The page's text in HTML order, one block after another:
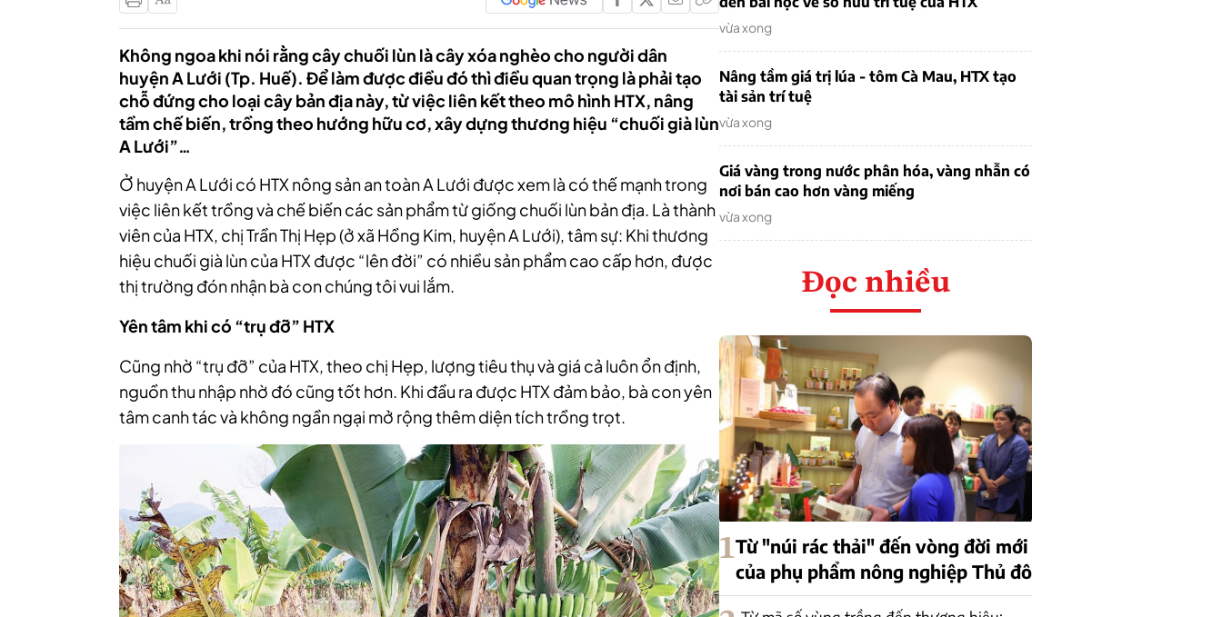
Không ngoa khi nói rằng cây chuối lùn là cây xóa nghèo cho người dân
huyện A Lưới (Tp. Huế). Để làm được điều đó thì điều quan trọng là phải tạo
chỗ đứng cho loại cây bản địa này, từ việc liên kết theo mô hình HTX, nâng
tầm chế biến, trồng theo hướng hữu cơ, xây dựng thương hiệu “chuối già lùn
A Lưới”…
Ở huyện A Lưới có HTX nông sản an toàn A Lưới được xem là có thế mạnh trong
việc liên kết trồng và chế biến các sản phẩm từ giống chuối lùn bản địa. Là thành
viên của HTX, chị Trần Thị Hẹp (ở xã Hồng Kim, huyện A Lưới), tâm sự: Khi thương
hiệu chuối già lùn của HTX được “lên đời” có nhiều sản phẩm cao cấp hơn, được
thị trường đón nhận bà con chúng tôi vui lắm.
Yên tâm khi có “trụ đỡ” HTX
Cũng nhờ “trụ đỡ” của HTX, theo chị Hẹp, lượng tiêu thụ và giá cả luôn ổn định,
nguồn thu nhập nhờ đó cũng tốt hơn. Khi đầu ra được HTX đảm bảo, bà con yên
tâm canh tác và không ngần ngại mở rộng thêm diện tích trồng trọt.
vừa xong
Nâng tầm giá trị lúa - tôm Cà Mau, HTX tạo
tài sản trí tuệ
vừa xong
Giá vàng trong nước phân hóa, vàng nhẫn có
nơi bán cao hơn vàng miếng
vừa xong
Đọc nhiều
1Từ "núi rác thải" đến vòng đời mới
của phụ phẩm nông nghiệp Thủ đô